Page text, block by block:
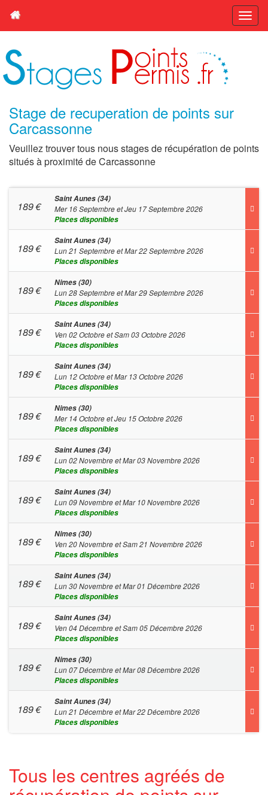
Stage de recuperation de points sur
Carcassonne
Veuillez trouver tous nous stages de récupération de points
situés à proximité de Carcassonne
189€
Saint Aunes (34)
Mer 16 Septembre et Jeu 17 Septembre 2026
Places disponibles
189€
Saint Aunes (34)
Lun 21 Septembre et Mar 22 Septembre 2026
Places disponibles
189€
Nimes (30)
Lun 28 Septembre et Mar 29 Septembre 2026
Places disponibles
189€
Saint Aunes (34)
Ven 02 Octobre et Sam 03 Octobre 2026
Places disponibles
189€
Saint Aunes (34)
Lun 12 Octobre et Mar 13 Octobre 2026
Places disponibles
189€
Nimes (30)
Mer 14 Octobre et Jeu 15 Octobre 2026
Places disponibles
189€
Saint Aunes (34)
Lun 02 Novembre et Mar 03 Novembre 2026
Places disponibles
189€
Saint Aunes (34)
Lun 09 Novembre et Mar 10 Novembre 2026
Places disponibles
189€
Nimes (30)
Ven 20 Novembre et Sam 21 Novembre 2026
Places disponibles
189€
Saint Aunes (34)
Lun 30 Novembre et Mar 01 Décembre 2026
Places disponibles
189€
Saint Aunes (34)
Ven 04 Décembre et Sam 05 Décembre 2026
Places disponibles
189€
Nimes (30)
Lun 07 Décembre et Mar 08 Décembre 2026
Places disponibles
189€
Saint Aunes (34)
Lun 21 Décembre et Mar 22 Décembre 2026
Places disponibles
Tous les centres agréés de